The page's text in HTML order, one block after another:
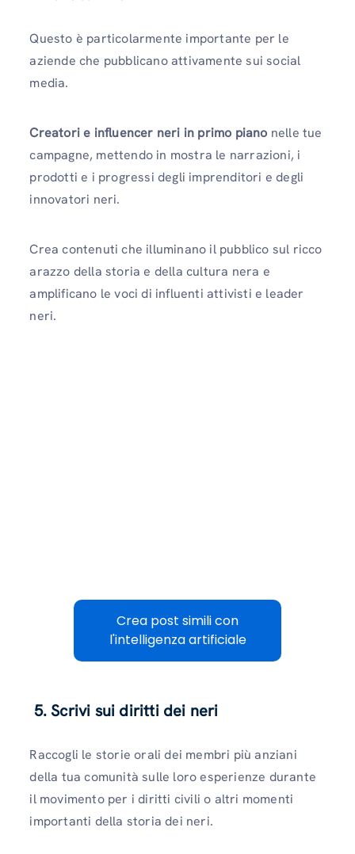
Questo è particolarmente importante per le
aziende che pubblicano attivamente sui social
media.
Creatori e influencer neri in primo piano nelle tue
campagne, mettendo in mostra le narrazioni, i
prodotti e i progressi degli imprenditori e degli
innovatori neri.
Crea contenuti che illuminano il pubblico sul ricco
arazzo della storia e della cultura nera e
amplificano le voci di influenti attivisti e leader
neri.
Crea post simili con
l'intelligenza artificiale
5. Scrivi sui diritti dei neri
Raccogli le storie orali dei membri più anziani
della tua comunità sulle loro esperienze durante
il movimento per i diritti civili o altri momenti
importanti della storia dei neri.